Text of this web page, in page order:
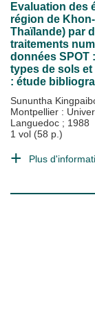
Evaluation des
région de
Thaïlande) par
traitements
données SPOT
types de sols et
: étude
Sununtha
Montpellier :
Languedoc ; 1988
1 vol (58 p.)
Plus